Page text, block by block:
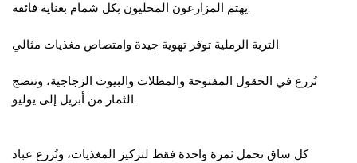
يهتم المزارعون المحليون بكل شمام بعناية فائقة.
التربة الرملية توفر تهوية جيدة وامتصاص مغذيات مثالي.
تُزرع في الحقول المفتوحة والمظلات والبيوت الزجاجية، وتنضج
الثمار من أبريل إلى يوليو.
كل ساق تحمل ثمرة واحدة فقط لتركيز المغذيات، وتُزرع عباد